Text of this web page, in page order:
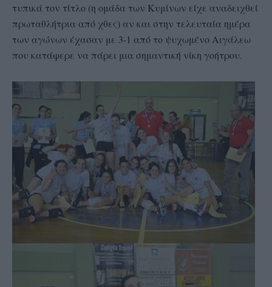
τυπικά τον τίτλο (η ομάδα των Κυμίνων είχε αναδειχθεί
πρωταθλήτρια από χθες) αν και στην τελευταία ημέρα
των αγώνων έχασαν με 3-1 από το ψυχωμένο Αιγάλεω
που κατάφερε να πάρει μια σημαντική νίκη γοήτρου.